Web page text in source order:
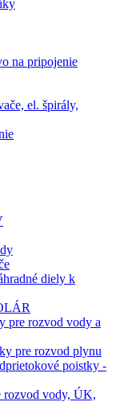
na pripojenie
el. špirály,
diely k
pre rozvod vody a
pre rozvod plynu
poistky -
rozvod vody, ÚK,